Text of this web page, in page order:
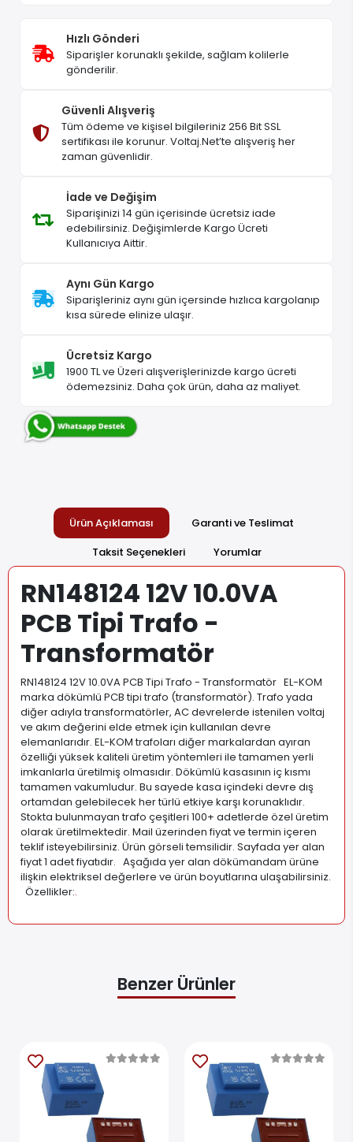
Hızlı Gönderi
Siparişler korunaklı şekilde, sağlam kolilerle
gönderilir.
Güvenli Alışveriş
Tüm ödeme ve kişisel bilgileriniz 256 Bit SSL
sertifikası ile korunur. Voltaj.Net’te alışveriş her
zaman güvenlidir.
İade ve Değişim
Siparişinizi 14 gün içerisinde ücretsiz iade
edebilirsiniz. Değişimlerde Kargo Ücreti
Kullanıcıya Aittir.
Aynı Gün Kargo
Siparişleriniz aynı gün içersinde hızlıca kargolanıp
kısa sürede elinize ulaşır.
Ücretsiz Kargo
1900 TL ve Üzeri alışverişlerinizde kargo ücreti
ödemezsiniz. Daha çok ürün, daha az maliyet.
Ürün Açıklaması
Garanti ve Teslimat
Taksit Seçenekleri
Yorumlar
RN148124 12V 10.0VA
PCB Tipi Trafo -
Transformatör
RN148124 12V 10.0VA PCB Tipi Trafo - Transformatör EL-KOM
marka dökümlü PCB tipi trafo (transformatör). Trafo yada
diğer adıyla transformatörler, AC devrelerde istenilen voltaj
ve akım değerini elde etmek için kullanılan devre
elemanlarıdır. EL-KOM trafoları diğer markalardan ayıran
özelliği yüksek kaliteli üretim yöntemleri ile tamamen yerli
imkanlarla üretilmiş olmasıdır. Dökümlü kasasının iç kısmı
tamamen vakumludur. Bu sayede kasa içindeki devre dış
ortamdan gelebilecek her türlü etkiye karşı korunaklıdır.
Stokta bulunmayan trafo çeşitleri 100+ adetlerde özel üretim
olarak üretilmektedir. Mail üzerinden fiyat ve termin içeren
teklif isteyebilirsiniz. Ürün görseli temsilidir. Sayfada yer alan
fiyat 1 adet fiyatıdır. Aşağıda yer alan dökümandam ürüne
ilişkin elektriksel değerlere ve ürün boyutlarına ulaşabilirsiniz.
Özellikler:.
Benzer Ürünler